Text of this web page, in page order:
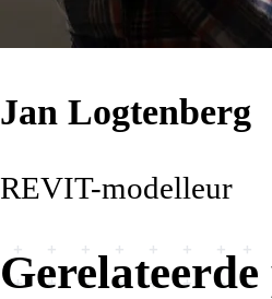
Jan Logtenberg
REVIT-modelleur